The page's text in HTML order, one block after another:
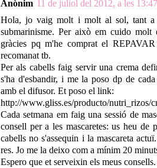
Anònim 11 de juliol del 2012, a les 13:47
Hola, jo vaig molt i molt al sol, tant
submarinisme. Per això em cuido
gràcies pq m'he comprat el
recomanat tb.
Per als cabells faig servir una crema
s'ha d'esbandir, i me la poso dp de
amb el difusor. Et poso el link:
http://www.gliss.es/producto/nutri_rizos/
Cada setmana em faig una sessió de
consell per a les mascaretes: us heu
cabells no s'assequin i la mascareta
res. Jo me la deixo com a mínim 20
Espero que et serveixin els meus consells.